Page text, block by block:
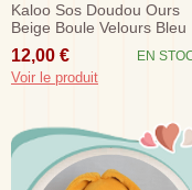
Kaloo Sos Doudou Ours
Beige Boule Velours Bleu
Clair Orange
12,00 € EN
Voir le produit